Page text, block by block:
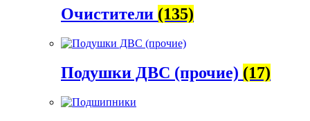
Очистители (135)
Подушки ДВС (прочие) (17)